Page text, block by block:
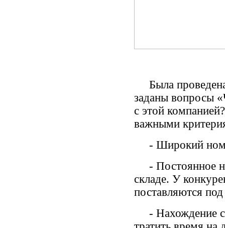
Была
заданы вопросы
с этой
важными
- Широкий
- Постоянное
складе. У
поставляются
- Нахождение